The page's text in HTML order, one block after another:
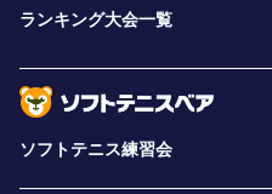
ランキング大会一覧
ソフトテニス練習会